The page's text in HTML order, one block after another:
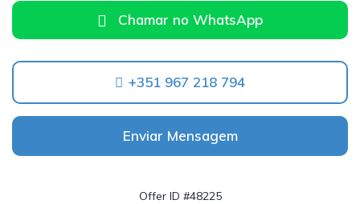
Chamar no WhatsApp
+351 967 218 794
Enviar Mensagem
Offer ID #48225